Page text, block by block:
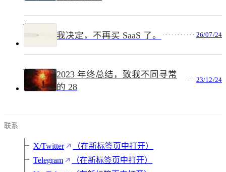
我决定，不再买 SaaS 了。 26/07/24
2023 年终总结，致我不同寻常
的 28
23/12/24
联系
X/Twitter
（在新标签页中打开）
Telegram
（在新标签页中打开）